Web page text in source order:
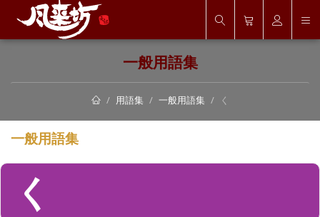
一般用語集
用語集 一般用語集 く
一般用語集
く